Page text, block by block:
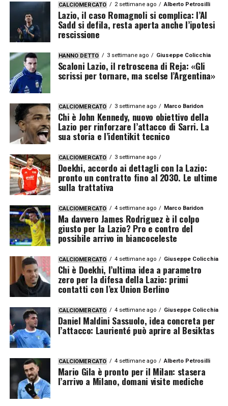
CALCIOMERCATO 2 settimane ago Alberto Petrosilli
Lazio, il caso Romagnoli si complica: l’Al
Sadd si defila, resta aperta anche l’ipotesi
rescissione
HANNO DETTO 3 settimane ago Giuseppe Colicchia
Scaloni Lazio, il retroscena di Reja: «Gli
scrissi per tornare, ma scelse l’Argentina»
CALCIOMERCATO 3 settimane ago Marco Baridon
Chi è John Kennedy, nuovo obiettivo della
Lazio per rinforzare l’attacco di Sarri. La
sua storia e l’identikit tecnico
CALCIOMERCATO 3 settimane ago
Doekhi, accordo ai dettagli con la Lazio:
pronto un contratto fino al 2030. Le ultime
sulla trattativa
CALCIOMERCATO 4 settimane ago Marco Baridon
Ma davvero James Rodriguez è il colpo
giusto per la Lazio? Pro e contro del
possibile arrivo in biancoceleste
CALCIOMERCATO 4 settimane ago Giuseppe Colicchia
Chi è Doekhi, l’ultima idea a parametro
zero per la difesa della Lazio: primi
contatti con l’ex Union Berlino
CALCIOMERCATO 4 settimane ago Giuseppe Colicchia
Daniel Maldini Sassuolo, idea concreta per
l’attacco: Laurienté può aprire al Besiktas
CALCIOMERCATO 4 settimane ago Alberto Petrosilli
Mario Gila è pronto per il Milan: stasera
l’arrivo a Milano, domani visite mediche